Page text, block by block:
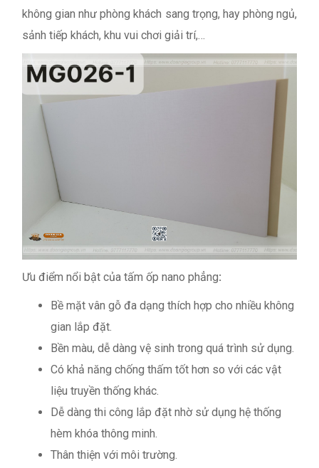
không gian như phòng khách sang trọng, hay phòng ngủ,
sảnh tiếp khách, khu vui chơi giải trí,…
Ưu điểm nổi bật của tấm ốp nano phẳng:
Bề mặt vân gỗ đa dạng thích hợp cho nhiều không
gian lắp đặt.
Bền màu, dễ dàng vệ sinh trong quá trình sử dụng.
Có khả năng chống thấm tốt hơn so với các vật
liệu truyền thống khác.
Dễ dàng thi công lắp đặt nhờ sử dụng hệ thống
hèm khóa thông minh.
Thân thiện với môi trường.